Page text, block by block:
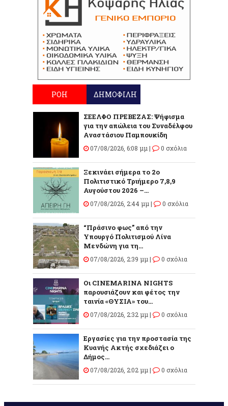
ΡΟΗ ΔΗΜΟΦΙΛΗ
ΣΕΕΛΦΟ ΠΡΕΒΕΖΑΣ: Ψήφισμα
για την απώλεια του Συναδέλφου
Αναστάσιου Παμπουκίδη
07/08/2026, 6:08 μμ | 0 σχόλια
Ξεκινάει σήμερα το 2ο
Πολιτιστικό Τριήμερο 7,8,9
Αυγούστου 2026 –...
07/08/2026, 2:44 μμ | 0 σχόλια
“Πράσινο φως” από την
Υπουργό Πολιτισμού Λίνα
Μενδώνη για τη...
07/08/2026, 2:39 μμ | 0 σχόλια
Οι CINEMARINA NIGHTS
παρουσιάζουν και φέτος την
ταινία «ΘΥΣΙΑ» του...
07/08/2026, 2:32 μμ | 0 σχόλια
Εργασίες για την προστασία της
Κυανής Ακτής σχεδιάζει ο
Δήμος...
07/08/2026, 2:02 μμ | 0 σχόλια